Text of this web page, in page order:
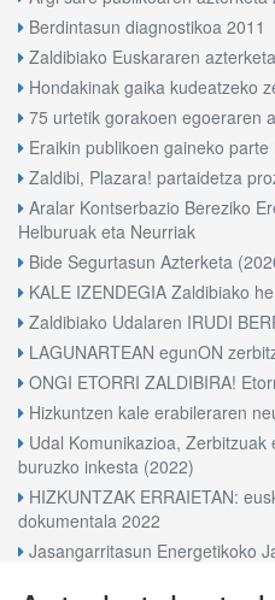
Berdintasun diagnostikoa 2011
Zaldibiako Euskararen
Hondakinak gaika kudeatzeko
75 urtetik gorakoen egoeraren
Eraikin publikoen gaineko
Zaldibi, Plazara! partaidetza
Aralar Kontserbazio Bereziko
Helburuak eta Neurriak
Bide Segurtasun Azterketa
KALE IZENDEGIA Zaldibiako
Zaldibiako Udalaren IRUDI
LAGUNARTEAN egunON
ONGI ETORRI ZALDIBIRA!
Hizkuntzen kale erabileraren
Udal Komunikazioa,
buruzko inkesta (2022)
HIZKUNTZAK ERRAIETAN:
dokumentala 2022
Jasangarritasun Energetikoko